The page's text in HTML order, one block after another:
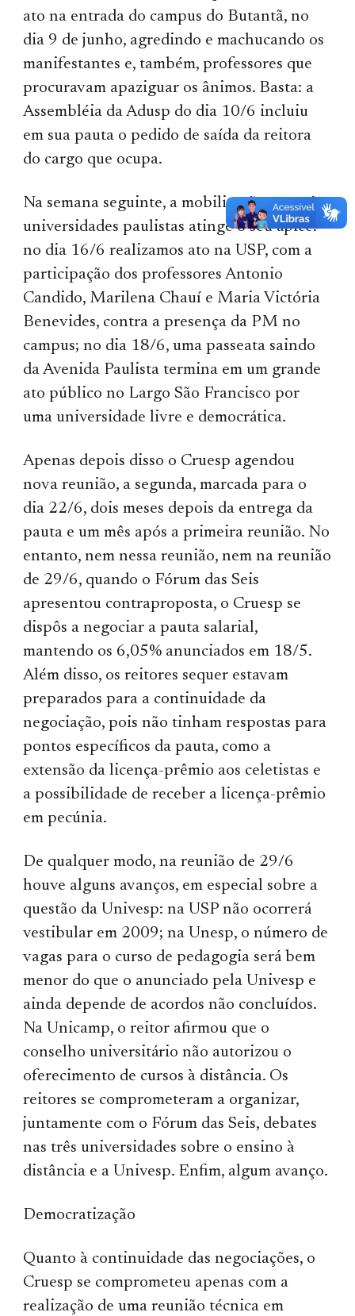
ato na entrada do campus do Butantã, no
dia 9 de junho, agredindo e machucando os
manifestantes e, também, professores que
procuravam apaziguar os ânimos. Basta: a
Assembléia da Adusp do dia 10/6 incluiu
em sua pauta o pedido de saída da reitora
do cargo que ocupa.
Na semana seguinte, a mobilização nas três
universidades paulistas atinge o seu ápice:
no dia 16/6 realizamos ato na USP, com a
participação dos professores Antonio
Candido, Marilena Chauí e Maria Victória
Benevides, contra a presença da PM no
campus; no dia 18/6, uma passeata saindo
da Avenida Paulista termina em um grande
ato público no Largo São Francisco por
uma universidade livre e democrática.
Apenas depois disso o Cruesp agendou
nova reunião, a segunda, marcada para o
dia 22/6, dois meses depois da entrega da
pauta e um mês após a primeira reunião. No
entanto, nem nessa reunião, nem na reunião
de 29/6, quando o Fórum das Seis
apresentou contraproposta, o Cruesp se
dispôs a negociar a pauta salarial,
mantendo os 6,05% anunciados em 18/5.
Além disso, os reitores sequer estavam
preparados para a continuidade da
negociação, pois não tinham respostas para
pontos específicos da pauta, como a
extensão da licença-prêmio aos celetistas e
a possibilidade de receber a licença-prêmio
em pecúnia.
De qualquer modo, na reunião de 29/6
houve alguns avanços, em especial sobre a
questão da Univesp: na USP não ocorrerá
vestibular em 2009; na Unesp, o número de
vagas para o curso de pedagogia será bem
menor do que o anunciado pela Univesp e
ainda depende de acordos não concluídos.
Na Unicamp, o reitor afirmou que o
conselho universitário não autorizou o
oferecimento de cursos à distância. Os
reitores se comprometeram a organizar,
juntamente com o Fórum das Seis, debates
nas três universidades sobre o ensino à
distância e a Univesp. Enfim, algum avanço.
Democratização
Quanto à continuidade das negociações, o
Cruesp se comprometeu apenas com a
realização de uma reunião técnica em